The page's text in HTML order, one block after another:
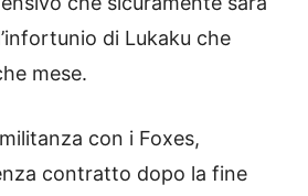
di Lukaku che
mese.
con i Foxes,
contratto dopo la fine